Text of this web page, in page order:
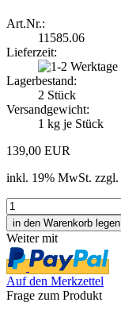
Art.Nr.:
11585.06
Lieferzeit:
Lagerbestand:
2 Stück
Versandgewicht:
1 kg je Stück
139,00 EUR
inkl. 19% MwSt. zzgl.
Weiter mit
Auf den Merkzettel
Frage zum Produkt